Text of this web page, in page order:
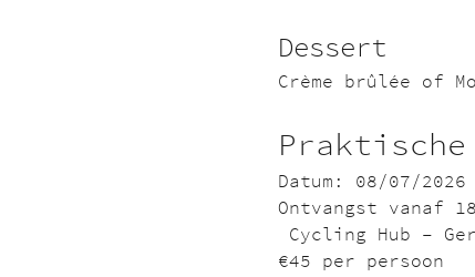
Dessert
Crème brûlée of
Datum: 08/07/2026
Ontvangst vanaf
Cycling Hub –
€45 per persoon